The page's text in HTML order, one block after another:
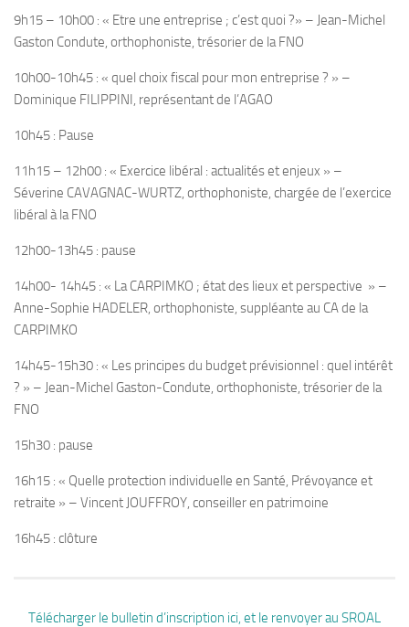
9h15 – 10h00 : « Etre une entreprise ; c’est quoi ?» – Jean-Michel
Gaston Condute, orthophoniste, trésorier de la FNO
10h00-10h45 : « quel choix fiscal pour mon entreprise ? » –
Dominique FILIPPINI, représentant de l’AGAO
10h45 : Pause
11h15 – 12h00 : « Exercice libéral : actualités et enjeux » –
Séverine CAVAGNAC-WURTZ, orthophoniste, chargée de l’exercice
libéral à la FNO
12h00-13h45 : pause
14h00- 14h45 : « La CARPIMKO ; état des lieux et perspective » –
Anne-Sophie HADELER, orthophoniste, suppléante au CA de la
CARPIMKO
14h45-15h30 : « Les principes du budget prévisionnel : quel intérêt
? » – Jean-Michel Gaston-Condute, orthophoniste, trésorier de la
FNO
15h30 : pause
16h15 : « Quelle protection individuelle en Santé, Prévoyance et
retraite » – Vincent JOUFFROY, conseiller en patrimoine
16h45 : clôture
Télécharger le bulletin d’inscription ici, et le renvoyer au SROAL